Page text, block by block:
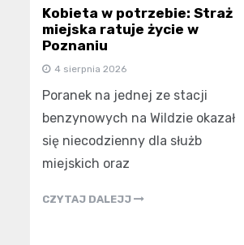
Kobieta w potrzebie: Straż
miejska ratuje życie w
Poznaniu
4 sierpnia 2026
Poranek na jednej ze stacji
benzynowych na Wildzie okazał
się niecodzienny dla służb
miejskich oraz
CZYTAJ DALEJJ